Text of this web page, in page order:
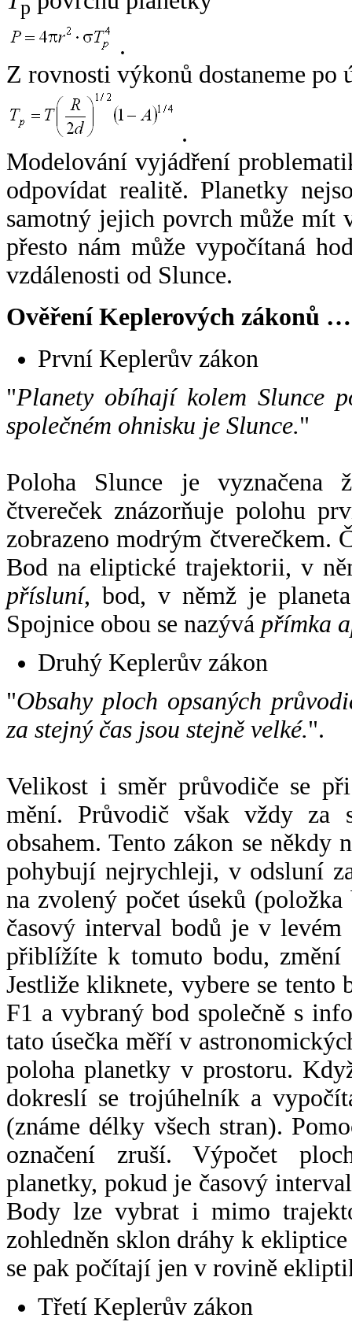
p
.
Z rovnosti výkonů dostaneme po
.
Modelování vyjádření
odpovídat realitě. Planetky
samotný jejich povrch může mít
přesto nám může vypočítaná
vzdálenosti od Slunce.
Ověření Keplerových zákonů …
První Keplerův zákon
"Planety obíhají kolem Slunce
společném ohnisku je Slunce."
Poloha Slunce je vyznačena
čtvereček znázorňuje polohu
zobrazeno modrým čtverečkem.
Bod na eliptické trajektorii, v
přísluní, bod, v němž je
Spojnice obou se nazývá přímka
Druhý Keplerův zákon
"Obsahy ploch opsaných
za stejný čas jsou stejně velké.".
Velikost i směr průvodiče se
mění. Průvodič však vždy za
obsahem. Tento zákon se někdy
pohybují nejrychleji, v odsluní
na zvolený počet úseků
časový interval bodů je v
přiblížíte k tomuto bodu,
Jestliže kliknete, vybere se tento
F1 a vybraný bod společně s
tato úsečka měří v
poloha planetky v prostoru.
dokreslí se trojúhelník a
(známe délky všech stran).
označení zruší. Výpočet
planetky, pokud je časový
Body lze vybrat i mimo
zohledněn sklon dráhy k
se pak počítají jen v rovině
Třetí Keplerův zákon